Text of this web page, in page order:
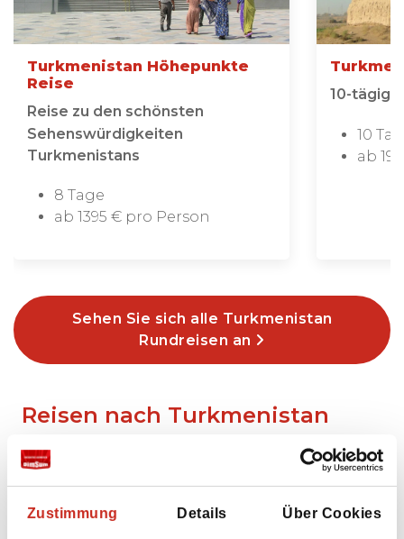
Zustimmung Details Über Cookies
Turkmenistan Höhepunkte
Reise
Reise zu den schönsten
Sehenswürdigkeiten
Turkmenistans
8 Tage
ab 1395 € pro Person
10-
10
ab
Sehen Sie sich alle Turkmenistan
Rundreisen an
Reisen nach Turkmenistan
nach Maß